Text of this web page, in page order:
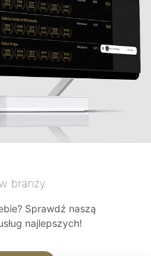
branży
Sprawdź naszą
najlepszych!